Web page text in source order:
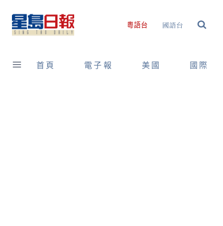
content
粵語台 國語台
首頁 電子報 美國 國際